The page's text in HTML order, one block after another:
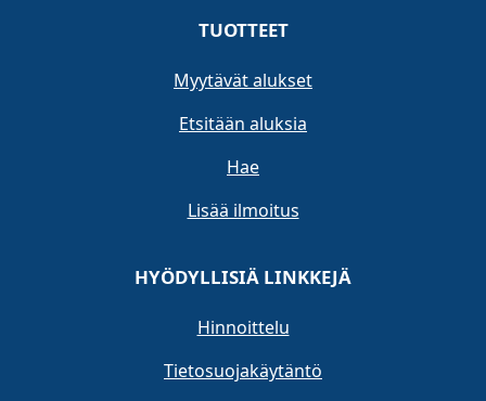
TUOTTEET
Myytävät alukset
Etsitään aluksia
Hae
Lisää ilmoitus
HYÖDYLLISIÄ LINKKEJÄ
Hinnoittelu
Tietosuojakäytäntö